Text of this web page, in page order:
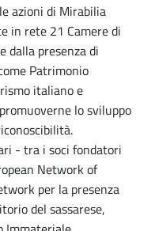
azioni di Mirabilia
in rete 21 Camere di
dalla presenza di
Patrimonio
italiano e
lo sviluppo
- tra i soci fondatori
Network of
per la presenza
del sassarese,